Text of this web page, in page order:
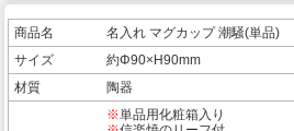
商品名
名入れ マグカップ 潮騒(単品)
サイズ
約Φ90×H90mm
材質
陶器
※単品用化粧箱入り